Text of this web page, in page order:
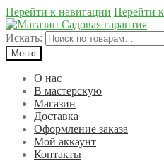
Перейти к навигации Перейти
Искать:
Меню
О нас
В мастерскую
Магазин
Доставка
Оформление заказа
Мой аккаунт
Контакты